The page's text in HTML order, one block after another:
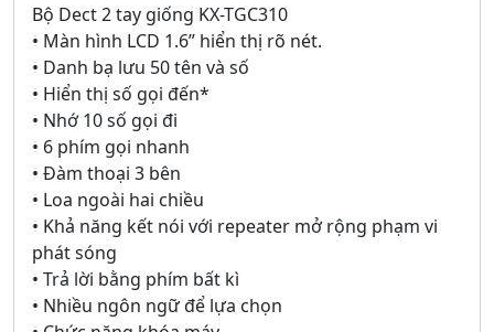
Bộ Dect 2 tay giống KX-TGC310
• Màn hình LCD 1.6” hiển thị rõ nét.
• Danh bạ lưu 50 tên và số
• Hiển thị số gọi đến*
• Nhớ 10 số gọi đi
• 6 phím gọi nhanh
• Đàm thoại 3 bên
• Loa ngoài hai chiều
• Khả năng kết nói với repeater mở rộng phạm vi
phát sóng
• Trả lời bằng phím bất kì
• Nhiều ngôn ngữ để lựa chọn